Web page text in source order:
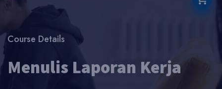
Course Details
Menulis Laporan Kerja